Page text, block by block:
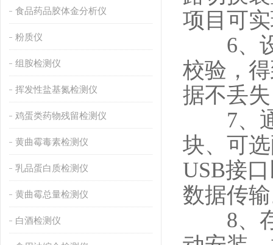
食品药品胶体金分析仪
粉质仪
组胺检测仪
挥发性盐基氮检测仪
鸡蛋类药物残留检测仪
黄曲霉毒素检测仪
乳品蛋白质检测仪
黄曲霉总量检测仪
白酒检测仪
项目可
6、设
校验，
据不丢
7、通
块、可
USB接
数据传
8、存